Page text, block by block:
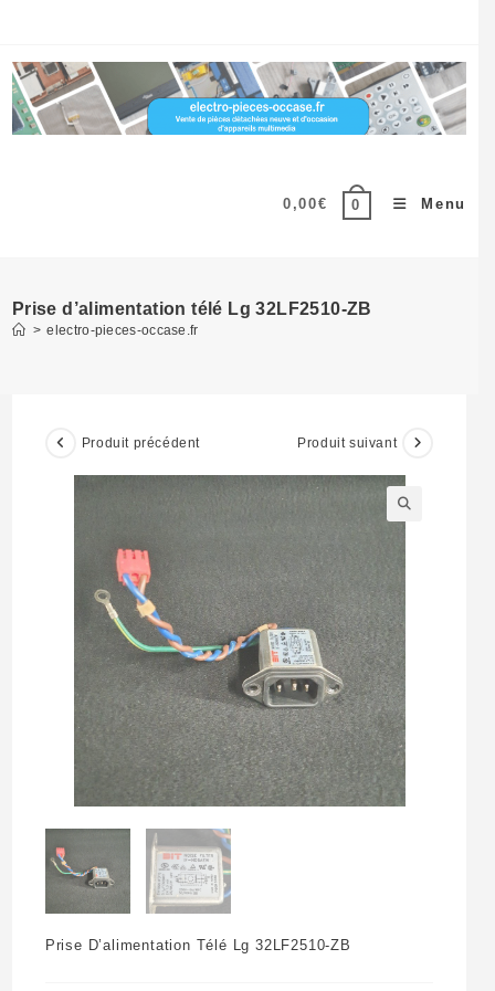
content
0,00€ 0 Menu
Prise d’alimentation télé Lg 32LF2510-ZB
> electro-pieces-occase.fr
Produit précédent Produit suivant
Prise D’alimentation Télé Lg 32LF2510-ZB